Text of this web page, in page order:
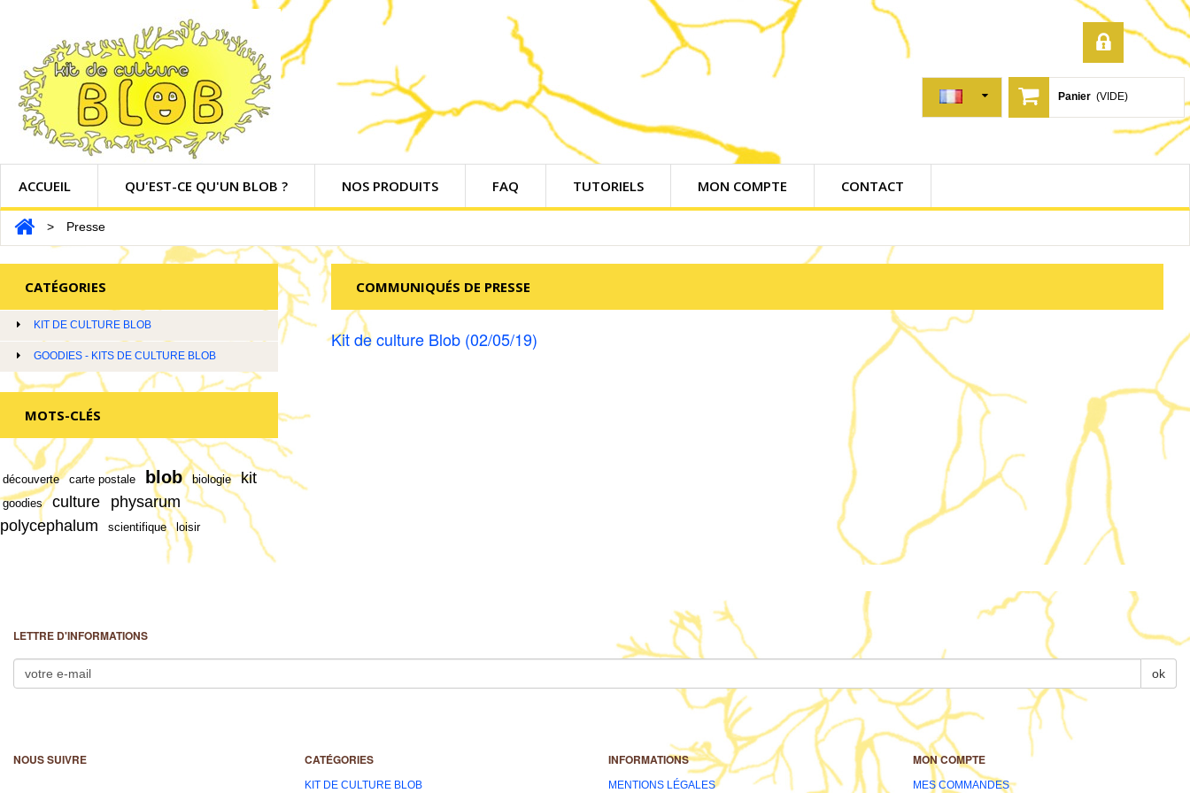
ACCUEIL QU'EST-CE QU'UN BLOB ? NOS PRODUITS FAQ TUTORIELS MON COMPTE CONTACT
Panier (VIDE)
> Presse
CATÉGORIES
KIT DE CULTURE BLOB
GOODIES - KITS DE CULTURE BLOB
MOTS-CLÉS
découverte carte postale blob biologie kit
goodies culture
physarum
polycephalum
scientifique loisir
COMMUNIQUÉS DE PRESSE
Kit de culture Blob (02/05/19)
LETTRE D'INFORMATIONS
ok
NOUS SUIVRE CATÉGORIES
KIT DE CULTURE BLOB
INFORMATIONS
MENTIONS LÉGALES
MON COMPTE
MES COMMANDES